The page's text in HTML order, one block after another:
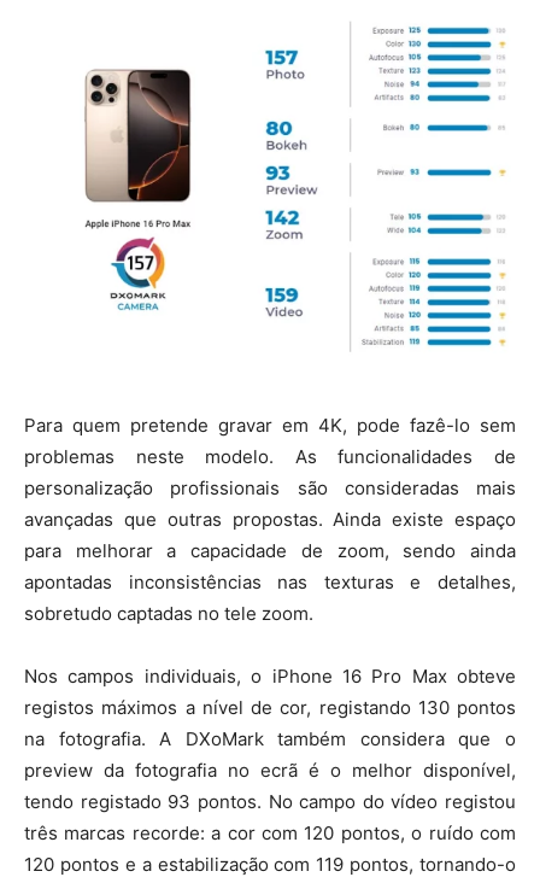
Para quem pretende gravar em 4K, pode fazê-lo sem
problemas neste modelo. As funcionalidades de
personalização profissionais são consideradas mais
avançadas que outras propostas. Ainda existe espaço
para melhorar a capacidade de zoom, sendo ainda
apontadas inconsistências nas texturas e detalhes,
sobretudo captadas no tele zoom.
Nos campos individuais, o iPhone 16 Pro Max obteve
registos máximos a nível de cor, registando 130 pontos
na fotografia. A DXoMark também considera que o
preview da fotografia no ecrã é o melhor disponível,
tendo registado 93 pontos. No campo do vídeo registou
três marcas recorde: a cor com 120 pontos, o ruído com
120 pontos e a estabilização com 119 pontos, tornando-o